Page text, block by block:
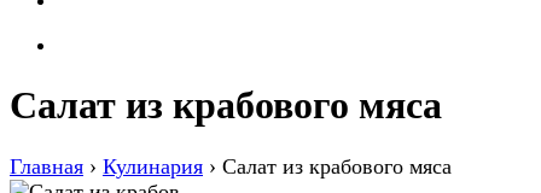
Салат из крабового мяса
Главная › Кулинария › Салат из крабового мяса